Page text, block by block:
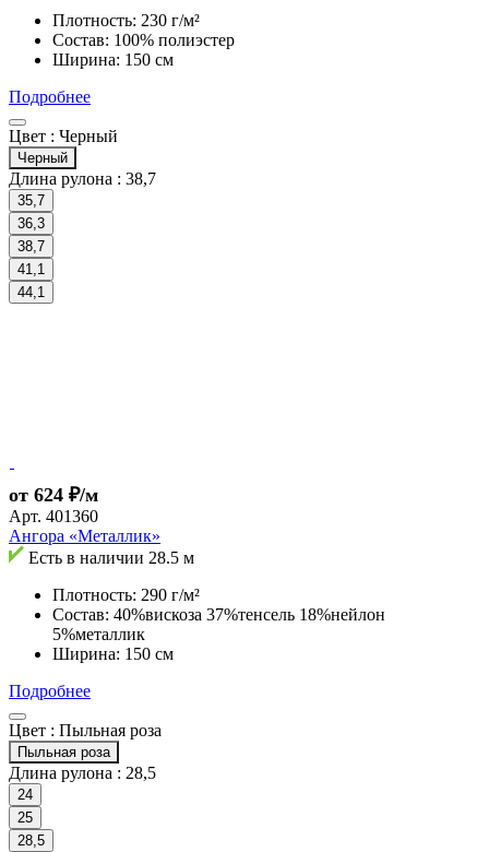
Плотность: 230 г/м²
Состав: 100% полиэстер
Ширина: 150 см
Подробнее
Цвет : Черный
Черный
Длина рулона : 38,7
35,7
36,3
38,7
41,1
44,1
от 624 ₽/м
Арт. 401360
Ангора «Металлик»
Есть в наличии 28.5 м
Плотность: 290 г/м²
Состав: 40%вискоза 37%тенсель 18%нейлон
5%металлик
Ширина: 150 см
Подробнее
Цвет : Пыльная роза
Пыльная роза
Длина рулона : 28,5
24
25
28,5